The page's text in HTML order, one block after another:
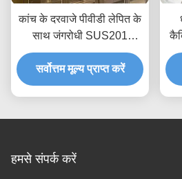
कांच के दरवाजे पीवीडी लेपित के
साथ जंगरोधी SUS201
स्टेनलेस स्टील वाइन अलमारियाँ;
सर्वोत्तम मूल्य प्राप्त करें
हमसे संपर्क करें